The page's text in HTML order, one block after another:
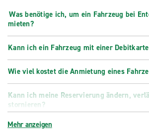
Was benötige ich, um ein Fahrzeug bei
mieten?
Kann ich ein Fahrzeug mit einer
Wie viel kostet die Anmietung eines
Kann ich meine Reservierung ändern,
stornieren?
Mehr anzeigen